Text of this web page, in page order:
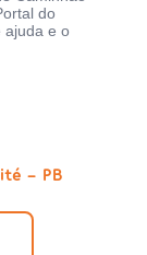
do
ajuda e o
- PB